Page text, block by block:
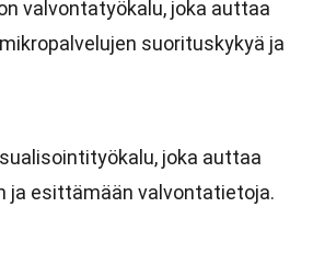
valvontatyökalu, joka auttaa
suorituskykyä ja
joka auttaa
ja esittämään valvontatietoja.